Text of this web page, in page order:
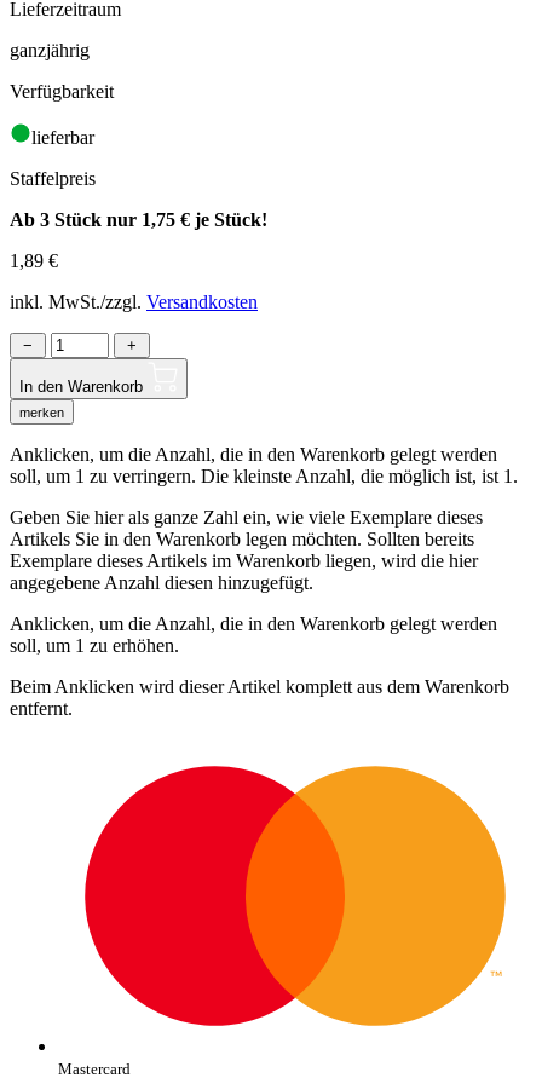
Lieferzeitraum
ganzjährig
Verfügbarkeit
lieferbar
Staffelpreis
Ab 3 Stück nur 1,75 € je Stück!
1,89 €
inkl. MwSt./zzgl. Versandkosten
− +
In den Warenkorb
merken
Anklicken, um die Anzahl, die in den Warenkorb gelegt werden
soll, um 1 zu verringern. Die kleinste Anzahl, die möglich ist, ist 1.
Geben Sie hier als ganze Zahl ein, wie viele Exemplare dieses
Artikels Sie in den Warenkorb legen möchten. Sollten bereits
Exemplare dieses Artikels im Warenkorb liegen, wird die hier
angegebene Anzahl diesen hinzugefügt.
Anklicken, um die Anzahl, die in den Warenkorb gelegt werden
soll, um 1 zu erhöhen.
Beim Anklicken wird dieser Artikel komplett aus dem Warenkorb
entfernt.
Mastercard